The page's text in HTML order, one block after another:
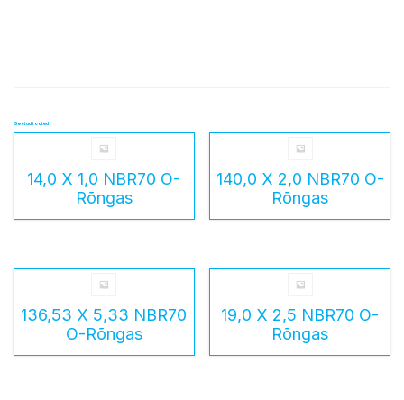
Seotud tooted
14,0 X 1,0 NBR70 O-
Rõngas
140,0 X 2,0 NBR70 O-
Rõngas
136,53 X 5,33 NBR70
O-Rõngas
19,0 X 2,5 NBR70 O-
Rõngas